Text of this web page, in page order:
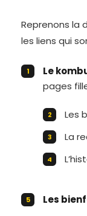
Reprenons la
les liens qui
Le
pages
Les
La
Les